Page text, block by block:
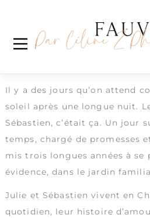
Julie & Sebastien
Wedding party / Garden
Il y a des jours qu’on attend
soleil après une longue nuit.
Sébastien, c’était ça. Un jour
temps, chargé de promesses
mis trois longues années à se
évidence, dans le jardin
Julie et Sébastien vivent en
quotidien, leur histoire